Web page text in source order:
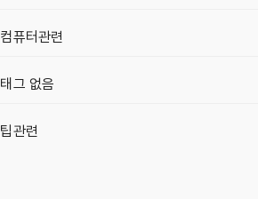
컴퓨터관련
태그 없음
팁관련